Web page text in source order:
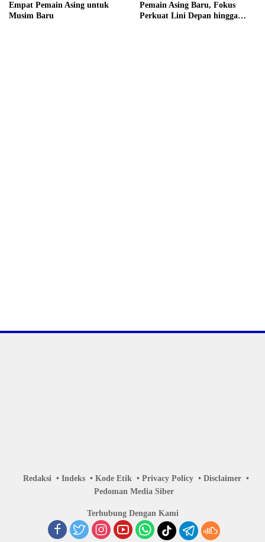
Empat Pemain Asing untuk
Musim Baru
Pemain Asing Baru, Fokus
Perkuat Lini Depan hingga
Redaksi Indeks Kode Etik Privacy Policy
Disclaimer
Pedoman Media Siber
Terhubung Dengan Kami